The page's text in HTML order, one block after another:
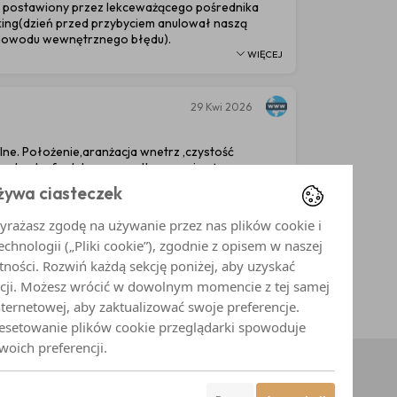
przez lekceważącego pośrednika
przed przybyciem anulował naszą
wewnętrznego błędu).
WIĘCEJ
Położenie,aranżacja wnetrz ,czystość
do stref relaksu-wszystko na najwyższym
29 Kwi 2026
10 Dalej
ciasteczek
zgodę na używanie przez nas plików cookie i
(„Pliki cookie”), zgodnie z opisem w naszej
Rozwiń każdą sekcję poniżej, aby uzyskać
Możesz wrócić w dowolnym momencie z tej samej
aby zaktualizować swoje preferencje.
plików cookie przeglądarki spowoduje
preferencji.